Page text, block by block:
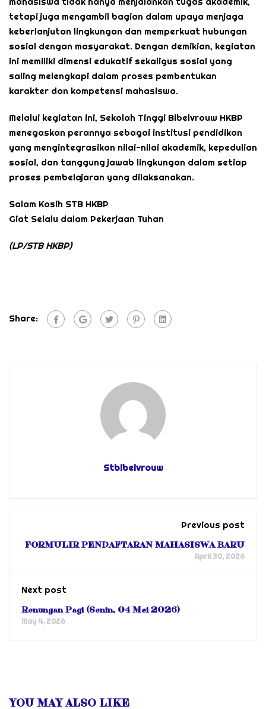
tetapi juga mengambil bagian dalam upaya menjaga
keberlanjutan lingkungan dan memperkuat hubungan
sosial dengan masyarakat. Dengan demikian, kegiatan
ini memiliki dimensi edukatif sekaligus sosial yang
saling melengkapi dalam proses pembentukan
karakter dan kompetensi mahasiswa.
Melalui kegiatan ini, Sekolah Tinggi Bibelvrouw HKBP
menegaskan perannya sebagai institusi pendidikan
yang mengintegrasikan nilai-nilai akademik, kepedulian
sosial, dan tanggung jawab lingkungan dalam setiap
proses pembelajaran yang dilaksanakan.
Salam Kasih STB HKBP
Giat Selalu dalam Pekerjaan Tuhan
(LP/STB HKBP)
Share:
Stbibelvrouw
Previous post
FORMULIR PENDAFTARAN MAHASISWA BARU
April 30, 2026
Next post
Renungan Pagi (Senin, 04 Mei 2026)
May 4, 2026
YOU MAY ALSO LIKE